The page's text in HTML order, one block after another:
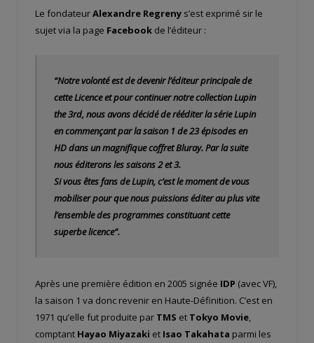
Le fondateurAlexandre Regreny s’est exprimé sir le
sujet via la page Facebook de l’éditeur :
“Notre volonté est de devenir l’éditeur principale de
cette Licence et pour continuer notre collection Lupin
the 3rd, nous avons décidé de rééditer la série Lupin
en commençant par la saison 1 de 23 épisodes en
HD dans un magnifique coffret Bluray.Par la suite
nous éditerons les saisons 2 et 3.
Si vous êtes fans de Lupin, c’est le moment de vous
mobiliser pour que nous puissions éditer au plus vite
l’ensemble des programmes constituant cette
superbe licence”.
Après une première édition en 2005 signée IDP (avec VF),
la saison 1 va donc revenir en Haute-Définition. C’est en
1971 qu’elle fut produite par TMS et Tokyo Movie,
comptant Hayao Miyazaki et Isao Takahata parmi les